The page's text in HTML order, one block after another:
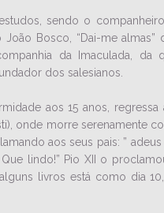
sendo o companheiro
Bosco, “Dai-me almas”
da Imaculada, da
dos salesianos.
aos 15 anos, regressa
onde morre serenamente
aos seus pais: ” adeus
lindo!” Pio XII o
livros está como dia